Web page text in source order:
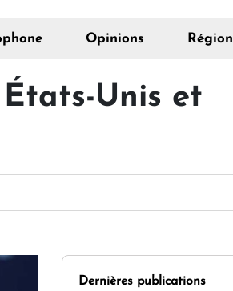
Opinions Région
Unis et
Dernières publications